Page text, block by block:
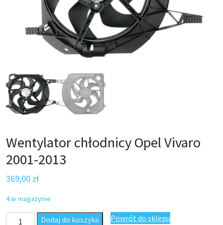
Wentylator chłodnicy Opel Vivaro
2001-2013
369,00 zł
4 w magazynie
ilość Wentylator chłodnicy Opel Vivaro 2001-2013
Dodaj do koszyka Powrót do sklepu